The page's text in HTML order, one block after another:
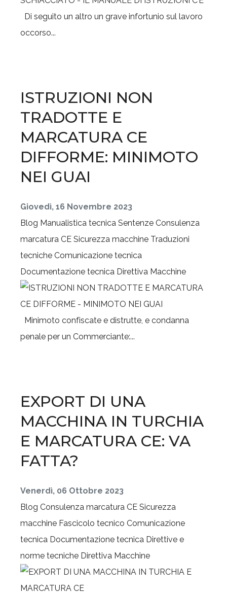
Di seguito un altro un grave infortunio sul lavoro
occorso...
ISTRUZIONI NON
TRADOTTE E
MARCATURA CE
DIFFORME: MINIMOTO
NEI GUAI
Giovedì, 16 Novembre 2023
Blog Manualistica tecnica Sentenze Consulenza
marcatura CE Sicurezza macchine Traduzioni
tecniche Comunicazione tecnica
Documentazione tecnica Direttiva Macchine
Minimoto confiscate e distrutte, e condanna
penale per un Commerciante:...
EXPORT DI UNA
MACCHINA IN TURCHIA
E MARCATURA CE: VA
FATTA?
Venerdì, 06 Ottobre 2023
Blog Consulenza marcatura CE Sicurezza
macchine Fascicolo tecnico Comunicazione
tecnica Documentazione tecnica Direttive e
norme tecniche Direttiva Macchine